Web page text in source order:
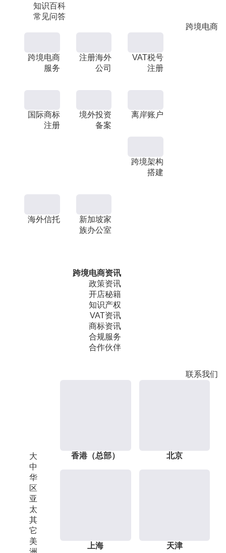
知识百科
常见问答
跨境电商
跨境电商
服务
注册海外
公司
VAT税号
注册
国际商标
注册
境外投资
备案
离岸账户
跨境架构
搭建
海外信托
新加坡家
族办公室
跨境电商资讯
政策资讯
开店秘籍
知识产权
VAT资讯
商标资讯
合规服务
合作伙伴
联系我们
大
中
华
区
亚
太
其
它
美
香港（总部） 北京
上海 天津